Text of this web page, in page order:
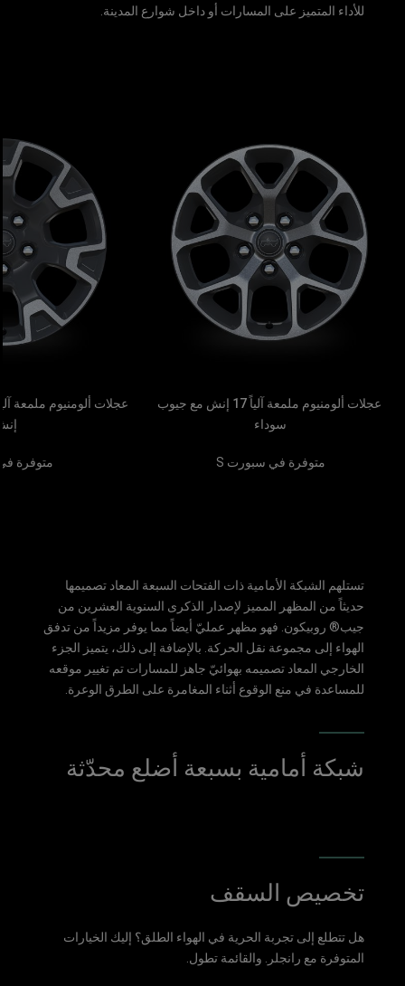
للأداء المتميز على المسارات أو داخل شوارع المدينة.
عجلات ألومنيوم ملمعة آلياً 17 إنش مع جيوب
سوداء
متوفرة في سبورت S متوفرة
تستلهم الشبكة الأمامية ذات الفتحات السبعة المعاد تصميمها
حديثاً من المظهر المميز لإصدار الذكرى السنوية العشرين من
جيب® روبيكون. فهو مظهر عمليّ أيضاً مما يوفر مزيداً من تدفق
الهواء إلى مجموعة نقل الحركة. بالإضافة إلى ذلك، يتميز الجزء
الخارجي المعاد تصميمه بهوائيّ جاهز للمسارات تم تغيير موقعه
للمساعدة في منع الوقوع أثناء المغامرة على الطرق الوعرة.
شبكة أمامية بسبعة أضلع محدّثة
تخصيص السقف
هل تتطلع إلى تجربة الحرية في الهواء الطلق؟ إليك الخيارات
المتوفرة مع رانجلر. والقائمة تطول.